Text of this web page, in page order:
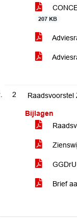
207 KB
2 Raadsvoorstel
Bijlagen
Brief